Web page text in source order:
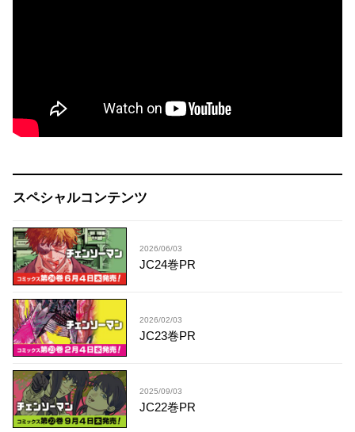
スペシャルコンテンツ
2026/06/03
JC24巻PR
2026/02/03
JC23巻PR
2025/09/03
JC22巻PR